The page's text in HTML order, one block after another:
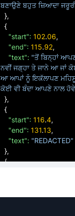
ਬਣਾਉਣੇ ਬਹੁਤ ਜ਼ਿਆਦਾ
},
{
"start": 102.06,
"end": 115.92,
"text": "ਤੋਂ ਬਿਨ੍ਹਾਂ
ਨਵੀਂ ਜਗ੍ਹਾ ਤੇ ਜਾਨੇ ਆ ਜਾਂ
ਆ ਆਪਾਂ ਨੂੰ ਇਕੱਲਾਪਣ
ਕੋਈ ਵੀ ਬੰਦਾ ਆਪਣੇ ਨਾਲ
},
{
"start": 116.4,
"end": 131.13,
"text": "REDACTED"
},
{